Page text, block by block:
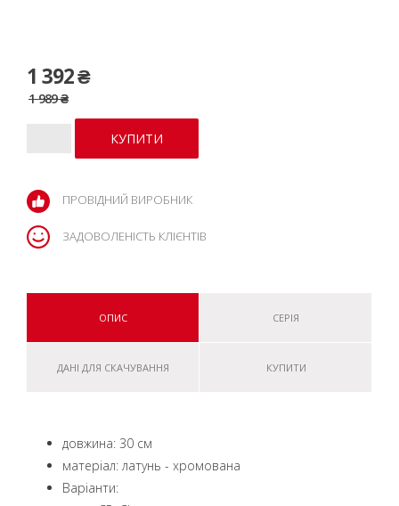
1 392 ₴
1 989 ₴
ПРОВІДНИЙ ВИРОБНИК
ЗАДОВОЛЕНІСТЬ КЛІЄНТІВ
ОПИС СЕРІЯ
ДАНІ ДЛЯ СКАЧУВАННЯ КУПИТИ
довжина: 30 см
матеріал: латунь - хромована
Варіанти: